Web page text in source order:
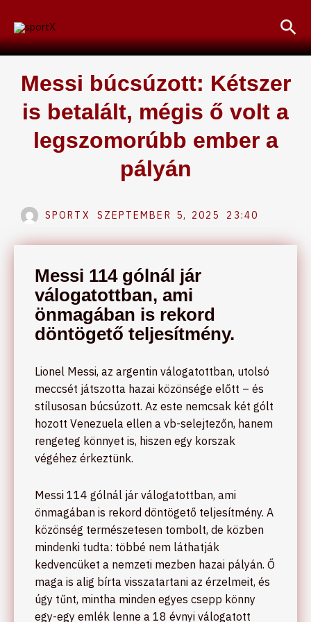
content
Messi búcsúzott: Kétszer
is betalált, mégis ő volt a
legszomorúbb ember a
pályán
SPORTX SZEPTEMBER 5, 2025 23:40
Messi 114 gólnál jár
válogatottban, ami
önmagában is rekord
döntögető teljesítmény.
Lionel Messi, az argentin válogatottban, utolsó
meccsét játszotta hazai közönsége előtt – és
stílusosan búcsúzott. Az este nemcsak két gólt
hozott Venezuela ellen a vb-selejtezőn, hanem
rengeteg könnyet is, hiszen egy korszak
végéhez érkeztünk.
Messi 114 gólnál jár válogatottban, ami
önmagában is rekord döntögető teljesítmény. A
közönség természetesen tombolt, de közben
mindenki tudta: többé nem láthatják
kedvencüket a nemzeti mezben hazai pályán. Ő
maga is alig bírta visszatartani az érzelmeit, és
úgy tűnt, mintha minden egyes csepp könny
egy-egy emlék lenne a 18 évnyi válogatott